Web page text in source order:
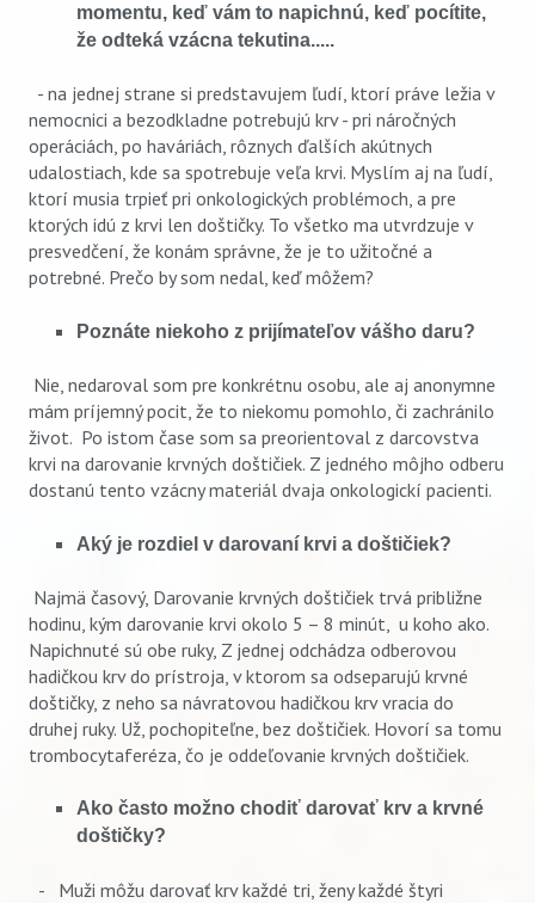
momentu, keď vám to napichnú, keď pocítite,
že odteká vzácna tekutina.....
- na jednej strane si predstavujem ľudí, ktorí práve ležia v
nemocnici a bezodkladne potrebujú krv - pri náročných
operáciách, po haváriách, rôznych ďalších akútnych
udalostiach, kde sa spotrebuje veľa krvi. Myslím aj na ľudí,
ktorí musia trpieť pri onkologických problémoch, a pre
ktorých idú z krvi len doštičky. To všetko ma utvrdzuje v
presvedčení, že konám správne, že je to užitočné a
potrebné. Prečo by som nedal, keď môžem?
Poznáte niekoho z prijímateľov vášho daru?
Nie, nedaroval som pre konkrétnu osobu, ale aj anonymne
mám príjemný pocit, že to niekomu pomohlo, či zachránilo
život. Po istom čase som sa preorientoval z darcovstva
krvi na darovanie krvných doštičiek. Z jedného môjho odberu
dostanú tento vzácny materiál dvaja onkologickí pacienti.
Aký je rozdiel v darovaní krvi a doštičiek?
Najmä časový, Darovanie krvných doštičiek trvá približne
hodinu, kým darovanie krvi okolo 5 – 8 minút, u koho ako.
Napichnuté sú obe ruky, Z jednej odchádza odberovou
hadičkou krv do prístroja, v ktorom sa odseparujú krvné
doštičky, z neho sa návratovou hadičkou krv vracia do
druhej ruky. Už, pochopiteľne, bez doštičiek. Hovorí sa tomu
trombocytaferéza, čo je oddeľovanie krvných doštičiek.
Ako často možno chodiť darovať krv a krvné
doštičky?
-
Muži môžu darovať krv každé tri, ženy každé štyri